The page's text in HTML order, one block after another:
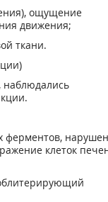
ощущение
движения;
ткани.
наблюдались
ферментов,
клеток